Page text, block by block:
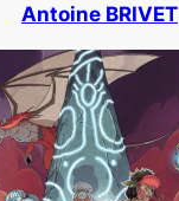
Antoine BRIVET